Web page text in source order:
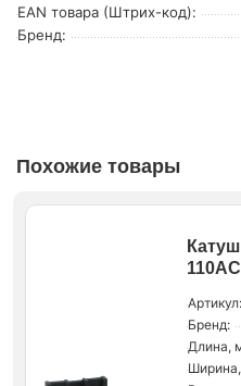
EAN товара (Штрих-код):
Бренд:
Похожие товары
Артикул:
Бренд:
Длина,